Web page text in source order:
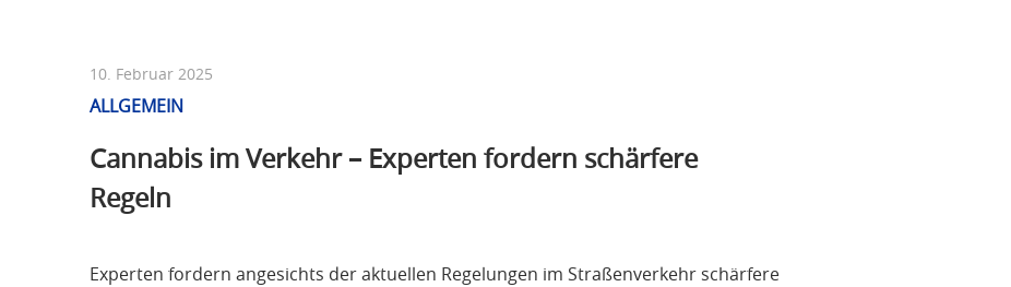
10. Februar 2025
ALLGEMEIN
Cannabis im Verkehr – Experten fordern schärfere
Regeln
Experten fordern angesichts der aktuellen Regelungen im Straßenverkehr schärfere